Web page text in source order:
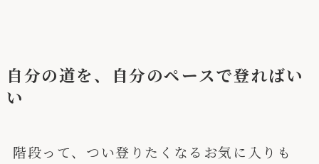
自分の道を、自分のペースで登ればい
い
階段って、つい登りたくなるお気に入りも